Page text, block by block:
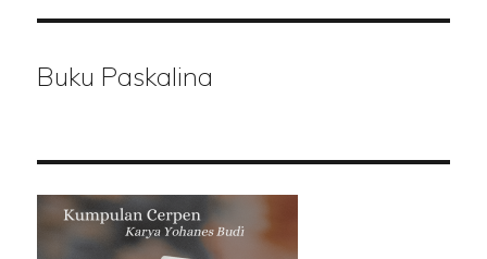
Buku Paskalina